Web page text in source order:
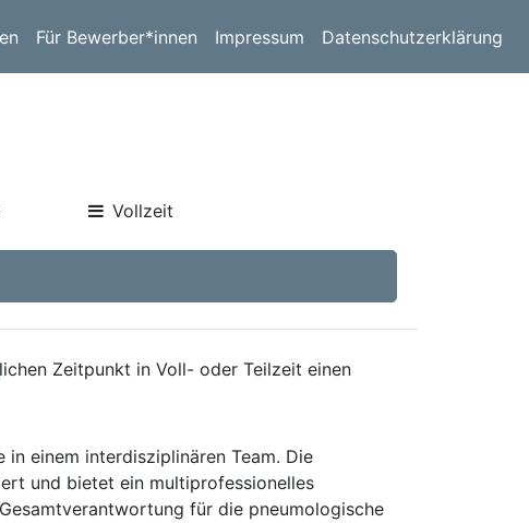
Für Bewerber*innen Impressum Datenschutzerklärung
Vollzeit
Zeitpunkt in Voll- oder Teilzeit einen
einem interdisziplinären Team. Die
und bietet ein multiprofessionelles
für die pneumologische